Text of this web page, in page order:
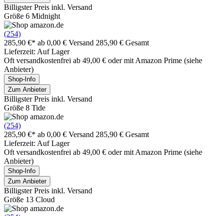
Billigster Preis inkl. Versand
Größe 6 Midnight
(254)
285,90 €* ab 0,00 € Versand 285,90 € Gesamt
Lieferzeit: Auf Lager
Oft versandkostenfrei ab 49,00 € oder mit Amazon Prime (siehe
Anbieter)
Shop-Info
Zum Anbieter
Billigster Preis inkl. Versand
Größe 8 Tide
(254)
285,90 €* ab 0,00 € Versand 285,90 € Gesamt
Lieferzeit: Auf Lager
Oft versandkostenfrei ab 49,00 € oder mit Amazon Prime (siehe
Anbieter)
Shop-Info
Zum Anbieter
Billigster Preis inkl. Versand
Größe 13 Cloud